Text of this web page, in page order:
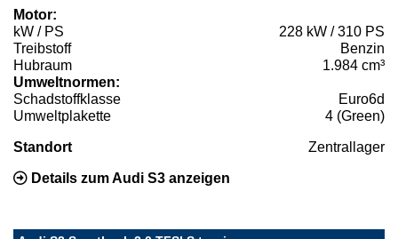
Motor:
kW / PS
228 kW / 310 PS
Treibstoff
Benzin
Hubraum
1.984 cm³
Umweltnormen:
Schadstoffklasse
Euro6d
Umweltplakette
4 (Green)
Standort Zentrallager
Details zum Audi S3 anzeigen